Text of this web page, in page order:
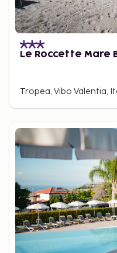
Le Roccette Mare
Tropea, Vibo Valentia,